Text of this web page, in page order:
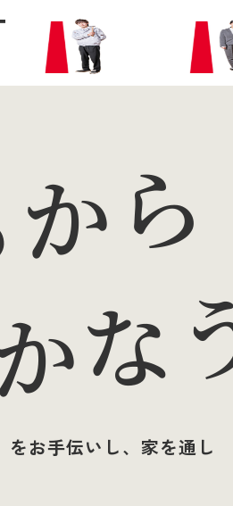
ら
お手伝いし、家を通し